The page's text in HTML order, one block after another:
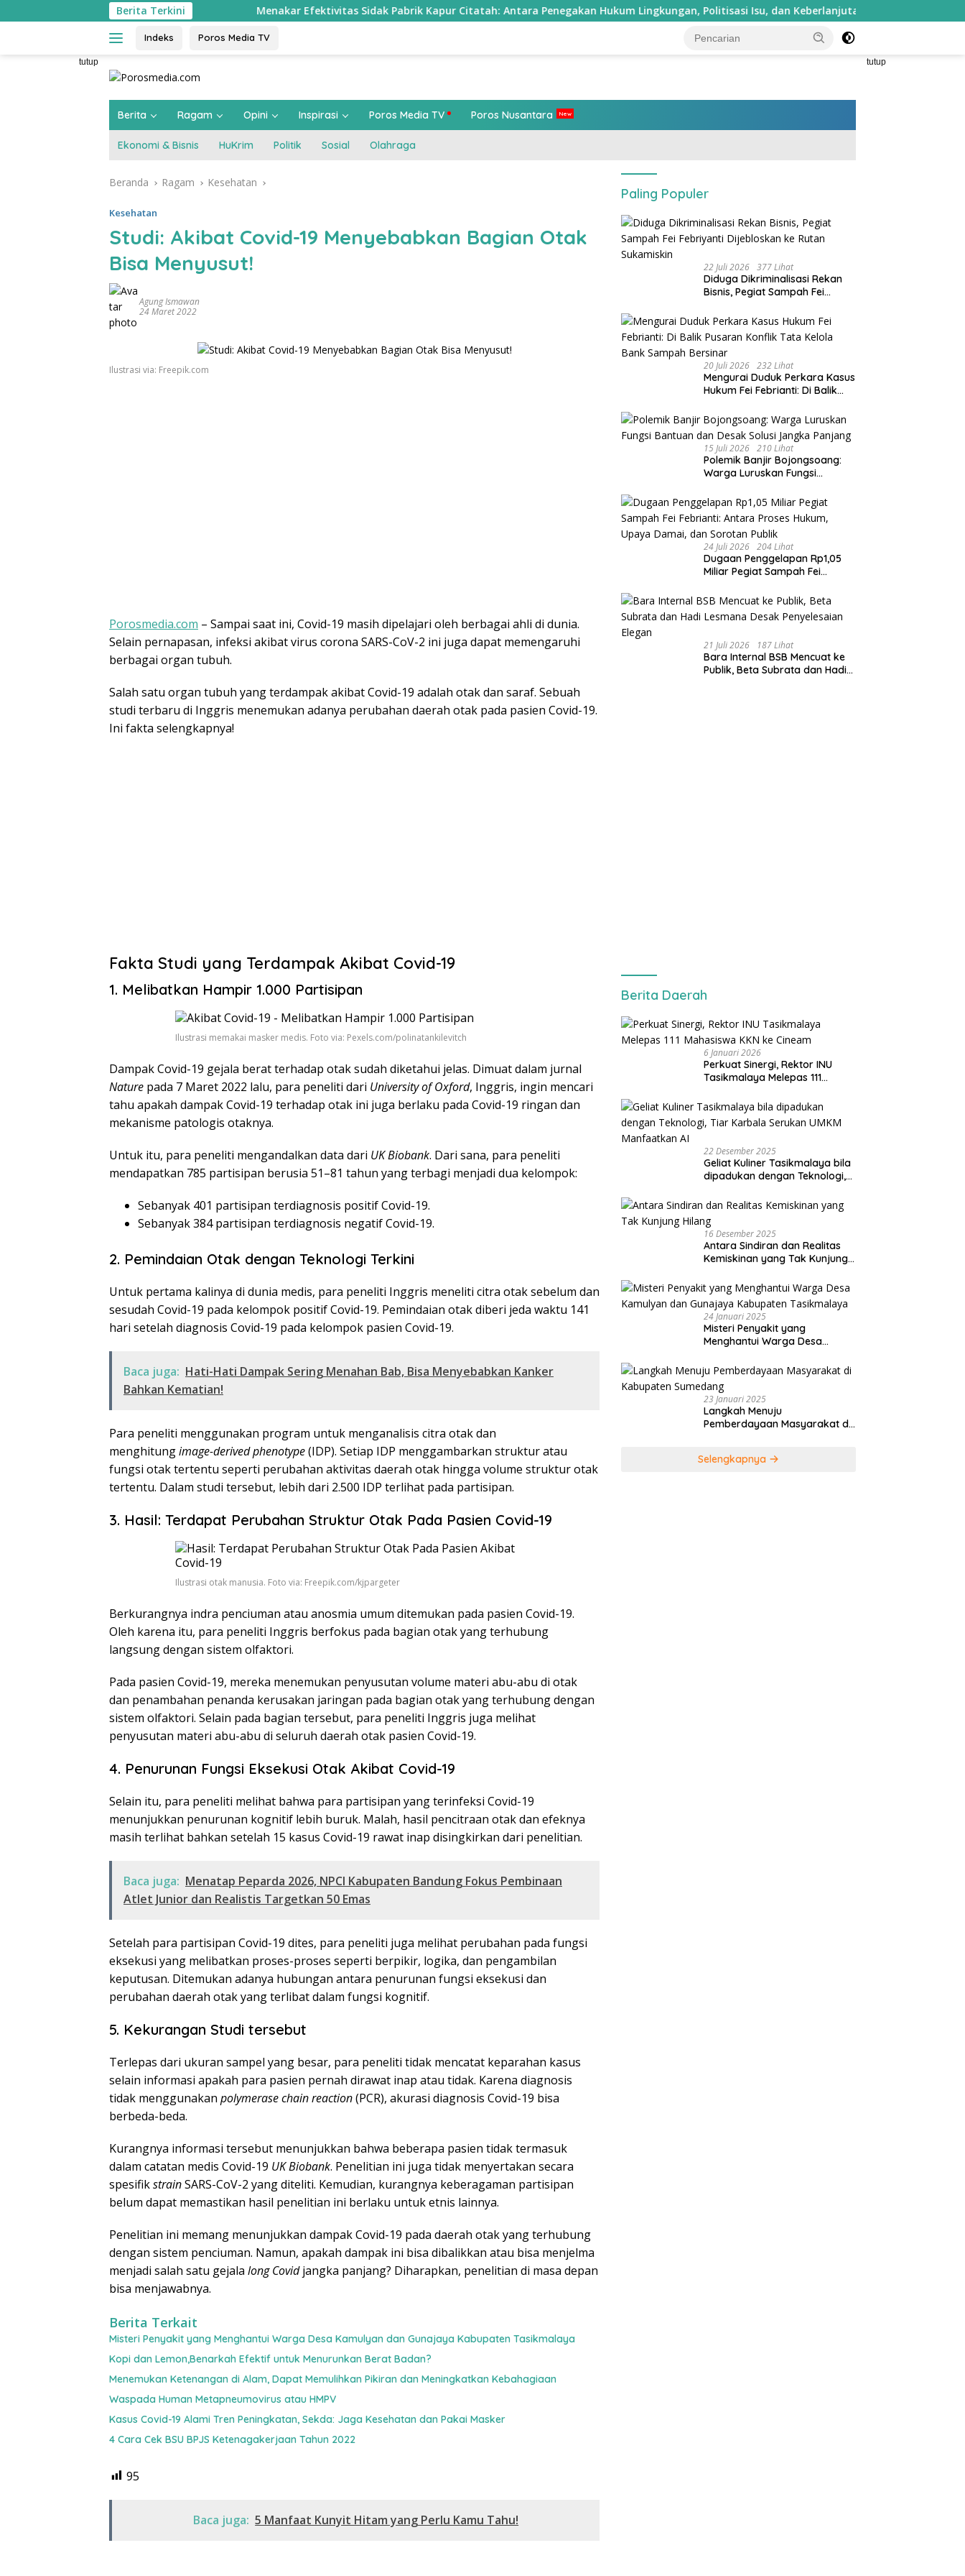
ke
Berita TerkiniMenakar Efektivitas Sidak Pabrik Kapur Citatah: Antara Penegakan Hukum Lingkungan, Politisasi Isu, dan Keberlanjutan Ekonomi Warga
Indeks Poros Media TV
tutup tutup
Berita Ragam Opini Inspirasi Poros Media TV Poros Nusantara
Ekonomi & Bisnis HuKrim Politik Sosial Olahraga
Beranda Ragam Kesehatan
Kesehatan
Studi: Akibat Covid-19 Menyebabkan Bagian Otak
Bisa Menyusut!
Agung Ismawan
24 Maret 2022
Ilustrasi via: Freepik.com
Porosmedia.com – Sampai saat ini, Covid-19 masih dipelajari oleh berbagai ahli di dunia.
Selain pernapasan, infeksi akibat virus corona SARS-CoV-2 ini juga dapat memengaruhi
berbagai organ tubuh.
Salah satu organ tubuh yang terdampak akibat Covid-19 adalah otak dan saraf. Sebuah
studi terbaru di Inggris menemukan adanya perubahan daerah otak pada pasien Covid-19.
Ini fakta selengkapnya!
Fakta Studi yang Terdampak Akibat Covid-19
1. Melibatkan Hampir 1.000 Partisipan
Ilustrasi memakai masker medis. Foto via: Pexels.com/polinatankilevitch
Dampak Covid-19 gejala berat terhadap otak sudah diketahui jelas. Dimuat dalam jurnal
Nature pada 7 Maret 2022 lalu, para peneliti dari University of Oxford, Inggris, ingin mencari
tahu apakah dampak Covid-19 terhadap otak ini juga berlaku pada Covid-19 ringan dan
mekanisme patologis otaknya.
Untuk itu, para peneliti mengandalkan data dari UK Biobank. Dari sana, para peneliti
mendapatkan 785 partisipan berusia 51–81 tahun yang terbagi menjadi dua kelompok:
Sebanyak 401 partisipan terdiagnosis positif Covid-19.
Sebanyak 384 partisipan terdiagnosis negatif Covid-19.
2. Pemindaian Otak dengan Teknologi Terkini
Untuk pertama kalinya di dunia medis, para peneliti Inggris meneliti citra otak sebelum dan
sesudah Covid-19 pada kelompok positif Covid-19. Pemindaian otak diberi jeda waktu 141
hari setelah diagnosis Covid-19 pada kelompok pasien Covid-19.
Baca juga: Hati-Hati Dampak Sering Menahan Bab, Bisa Menyebabkan Kanker
Bahkan Kematian!
Para peneliti menggunakan program untuk menganalisis citra otak dan
menghitungimage-derived phenotype(IDP). Setiap IDP menggambarkan struktur atau
fungsi otak tertentu seperti perubahan aktivitas daerah otak hingga volume struktur otak
tertentu. Dalam studi tersebut, lebih dari 2.500 IDP terlihat pada partisipan.
3. Hasil: Terdapat Perubahan Struktur Otak Pada Pasien Covid-19
Ilustrasi otak manusia. Foto via: Freepik.com/kjpargeter
Berkurangnya indra penciuman atau anosmia umum ditemukan pada pasien Covid-19.
Oleh karena itu, para peneliti Inggris berfokus pada bagian otak yang terhubung
langsung dengan sistem olfaktori.
Pada pasien Covid-19, mereka menemukan penyusutan volume materi abu-abu di otak
dan penambahan penanda kerusakan jaringan pada bagian otak yang terhubung dengan
sistem olfaktori. Selain pada bagian tersebut, para peneliti Inggris juga melihat
penyusutan materi abu-abu di seluruh daerah otak pasien Covid-19.
4. Penurunan Fungsi Eksekusi Otak Akibat Covid-19
Selain itu, para peneliti melihat bahwa para partisipan yang terinfeksi Covid-19
menunjukkan penurunan kognitif lebih buruk. Malah, hasil pencitraan otak dan efeknya
masih terlihat bahkan setelah 15 kasus Covid-19 rawat inap disingkirkan dari penelitian.
Baca juga: Menatap Peparda 2026, NPCI Kabupaten Bandung Fokus Pembinaan
Atlet Junior dan Realistis Targetkan 50 Emas
Setelah para partisipan Covid-19 dites, para peneliti juga melihat perubahan pada fungsi
eksekusi yang melibatkan proses-proses seperti berpikir, logika, dan pengambilan
keputusan. Ditemukan adanya hubungan antara penurunan fungsi eksekusi dan
perubahan daerah otak yang terlibat dalam fungsi kognitif.
5. Kekurangan Studi tersebut
Terlepas dari ukuran sampel yang besar, para peneliti tidak mencatat keparahan kasus
selain informasi apakah para pasien pernah dirawat inap atau tidak. Karena diagnosis
tidak menggunakan polymerase chain reaction(PCR), akurasi diagnosis Covid-19 bisa
berbeda-beda.
Kurangnya informasi tersebut menunjukkan bahwa beberapa pasien tidak termasuk
dalam catatan medis Covid-19 UK Biobank. Penelitian ini juga tidak menyertakan secara
spesifikstrainSARS-CoV-2 yang diteliti. Kemudian, kurangnya keberagaman partisipan
belum dapat memastikan hasil penelitian ini berlaku untuk etnis lainnya.
Penelitian ini memang menunjukkan dampak Covid-19 pada daerah otak yang terhubung
dengan sistem penciuman. Namun, apakah dampak ini bisa dibalikkan atau bisa menjelma
menjadi salah satu gejala long Covidjangka panjang? Diharapkan, penelitian di masa depan
bisa menjawabnya.
Berita Terkait
Misteri Penyakit yang Menghantui Warga Desa Kamulyan dan Gunajaya Kabupaten Tasikmalaya
Kopi dan Lemon,Benarkah Efektif untuk Menurunkan Berat Badan?
Menemukan Ketenangan di Alam, Dapat Memulihkan Pikiran dan Meningkatkan Kebahagiaan
Waspada Human Metapneumovirus atau HMPV
Kasus Covid-19 Alami Tren Peningkatan, Sekda: Jaga Kesehatan dan Pakai Masker
4 Cara Cek BSU BPJS Ketenagakerjaan Tahun 2022
95
Baca juga: 5 Manfaat Kunyit Hitam yang Perlu Kamu Tahu!
Paling Populer
22 Juli 2026 377 Lihat
Diduga Dikriminalisasi Rekan
Bisnis, Pegiat Sampah Fei
Sukamiskin
20 Juli 2026 232 Lihat
​Mengurai Duduk Perkara Kasus
Hukum Fei Febrianti: Di Balik
Bank Sampah Bersinar
15 Juli 2026 210 Lihat
Polemik Banjir Bojongsoang:
Warga Luruskan Fungsi
Jangka Panjang
24 Juli 2026 204 Lihat
Dugaan Penggelapan Rp1,05
Miliar Pegiat Sampah Fei
Hukum, Upaya Damai, dan
Sorotan Publik
21 Juli 2026 187 Lihat
Bara Internal BSB Mencuat ke
Publik, Beta Subrata dan Hadi
Berita Daerah
6 Januari 2026
Perkuat Sinergi, Rektor INU
Tasikmalaya Melepas 111
22 Desember 2025
Geliat Kuliner Tasikmalaya bila
dipadukan dengan Teknologi,
Manfaatkan AI
16 Desember 2025
Antara Sindiran dan Realitas
Kemiskinan yang Tak Kunjung
24 Januari 2025
Misteri Penyakit yang
Menghantui Warga Desa
Kabupaten Tasikmalaya
23 Januari 2025
Langkah Menuju
Pemberdayaan Masyarakat di
Selengkapnya